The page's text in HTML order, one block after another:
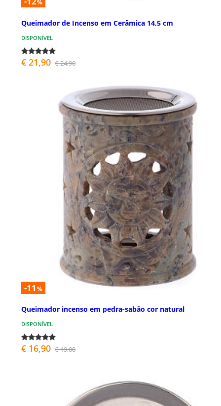
%
Queimador de Incenso em Cerâmica 14,5 cm
DISPONÍVEL
€ 21,90 € 24,90
-11 %
Queimador incenso em pedra-sabão cor natural
DISPONÍVEL
€ 16,90 € 19,00